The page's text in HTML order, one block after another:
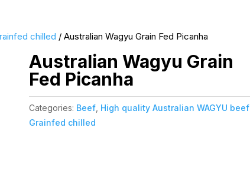
chilled / Australian Wagyu Grain Fed Picanha
Australian Wagyu Grain
Fed Picanha
Categories: Beef High quality Australian WAGYU beef
Grainfed chilled